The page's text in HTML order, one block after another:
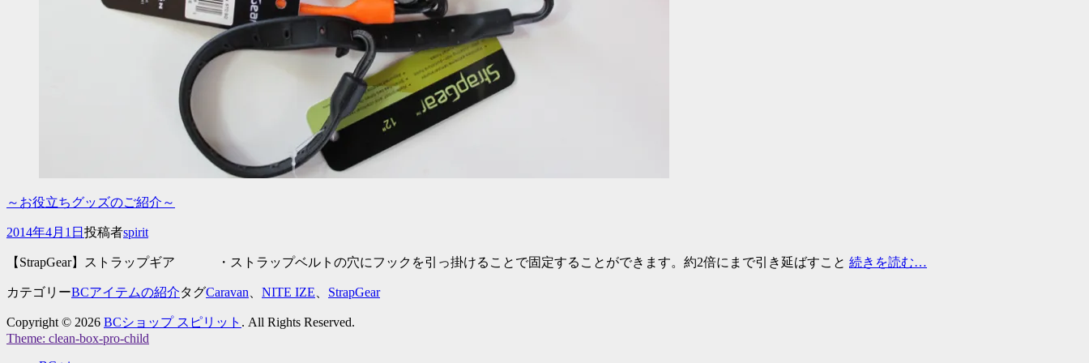
～お役立ちグッズのご紹介～
投
日
2014年4月1日 投稿者spirit
【StrapGear】ストラップギア ・ストラップベルトの穴にフックを引っ掛けることで固定することができます。約2倍にまで引き延ばすこと 続きを読む…
カテゴリーBCアイテムの紹介タグCaravan NITE IZE StrapGear
Copyright © 2026 BCショップ スピリット . All Rights Reserved.
Theme: clean-box-pro-child